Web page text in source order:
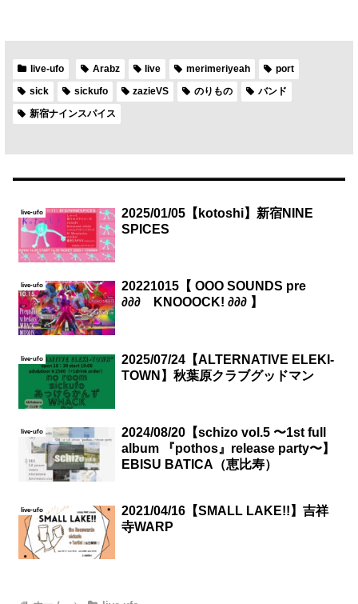
live-ufo Arabz live merimeriyeah
port
sick
sickufo zazieVS のりもの
バンド
新宿ナインスパイス
live-ufo
2025/01/05【kotoshi】新宿NINE
SPICES
live-ufo
20221015【 OOO SOUNDS pre
∂∂∂ KNOOOCK! ∂∂∂ 】
live-ufo
2025/07/24【ALTERNATIVE ELEKI-
TOWN】秋葉原クラブグッドマン
live-ufo
2024/08/20【schizo vol.5 〜1st full
album 『pothos』release party〜】
EBISU BATICA（恵比寿）
live-ufo
2021/04/16【SMALL LAKE!!】吉祥
寺WARP